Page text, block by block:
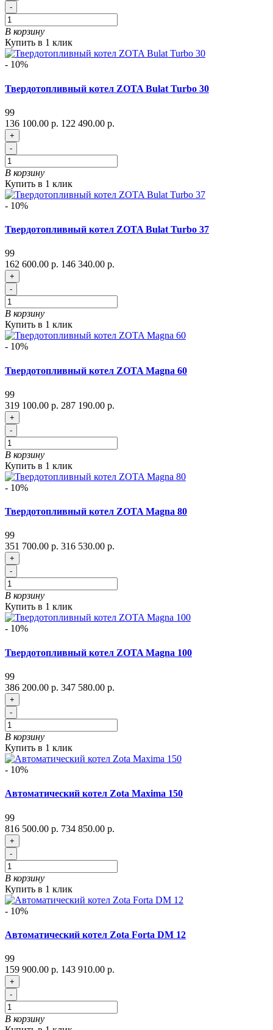
-
В корзину
Купить в 1 клик
- 10%
Твердотопливный котел ZOTA Bulat Turbo 30
99
136 100.00 р. 122 490.00 р.
+
-
В корзину
Купить в 1 клик
- 10%
Твердотопливный котел ZOTA Bulat Turbo 37
99
162 600.00 р. 146 340.00 р.
+
-
В корзину
Купить в 1 клик
- 10%
Твердотопливный котел ZOTA Magna 60
99
319 100.00 р. 287 190.00 р.
+
-
В корзину
Купить в 1 клик
- 10%
Твердотопливный котел ZOTA Magna 80
99
351 700.00 р. 316 530.00 р.
+
-
В корзину
Купить в 1 клик
- 10%
Твердотопливный котел ZOTA Magna 100
99
386 200.00 р. 347 580.00 р.
+
-
В корзину
Купить в 1 клик
- 10%
Автоматический котел Zota Maxima 150
99
816 500.00 р. 734 850.00 р.
+
-
В корзину
Купить в 1 клик
- 10%
Автоматический котел Zota Forta DM 12
99
159 900.00 р. 143 910.00 р.
+
-
В корзину